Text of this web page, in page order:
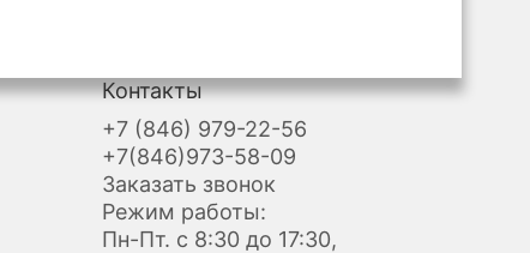
Контакты
+7 (846) 979-22-56
+7(846)973-58-09
Заказать звонок
Режим работы:
Пн-Пт. с 8:30 до 17:30,